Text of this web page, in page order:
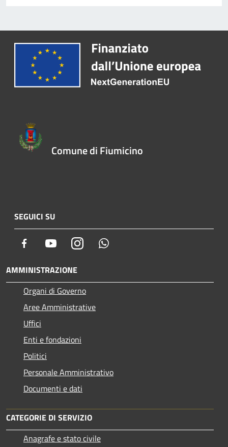
Comune di Fiumicino
SEGUICI SU
Facebook YoutubeInstagram
AMMINISTRAZIONE
Organi di Governo
Aree Amministrative
Uffici
Enti e fondazioni
Politici
Personale Amministrativo
Documenti e dati
CATEGORIE DI SERVIZIO
Anagrafe e stato civile